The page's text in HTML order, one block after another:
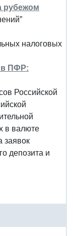
рубежом
налоговых
в ПФР:
Российской
в валюте
заявок
депозита и